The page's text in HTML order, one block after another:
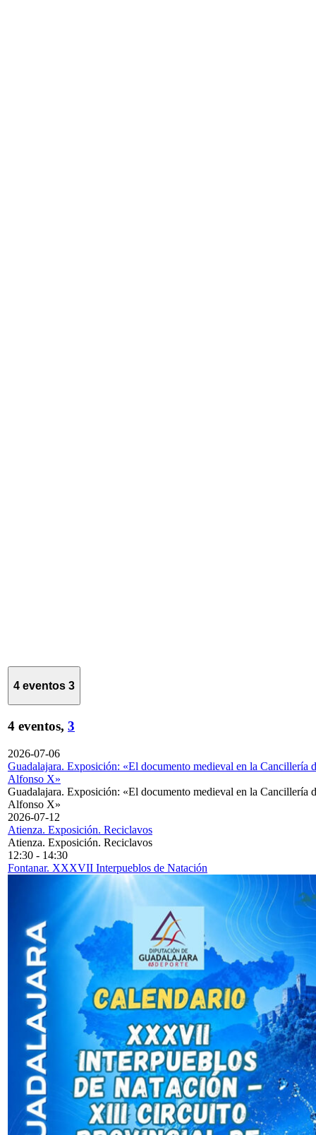
4 eventos 3
4 eventos, 3
2026-07-06
Guadalajara. Exposición: «El documento medieval en la Cancillería
Alfonso X»
Guadalajara. Exposición: «El documento medieval en la Cancillería
Alfonso X»
2026-07-12
Atienza. Exposición. Reciclavos
Atienza. Exposición. Reciclavos
12:30 - 14:30
Fontanar. XXXVII Interpueblos de Natación